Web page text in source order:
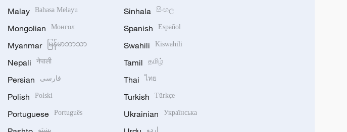
Malay Bahasa Melayu
Mongolian Монгол
Myanmar မြန်မာဘာသာ
Nepali नेपाली
Persian فارسی
Polish Polski
Portuguese Português
پښتو
Sinhala සිංහල
Spanish Español
Swahili Kiswahili
Tamil தமிழ்
Thai ไทย
Turkish Türkçe
Ukrainian Українська
اردو